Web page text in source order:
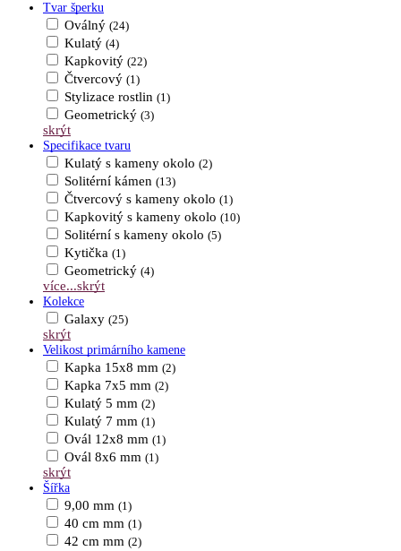
Tvar šperku
Oválný (24)
Kulatý (4)
Kapkovitý (22)
Čtvercový (1)
Stylizace rostlin (1)
Geometrický (3)
skrýt
Specifikace tvaru
Kulatý s kameny okolo (2)
Solitérní kámen (13)
Čtvercový s kameny okolo (1)
Kapkovitý s kameny okolo (10)
Solitérní s kameny okolo (5)
Kytička (1)
Geometrický (4)
více...skrýt
Kolekce
Galaxy (25)
skrýt
Velikost primárního kamene
Kapka 15x8 mm (2)
Kapka 7x5 mm (2)
Kulatý 5 mm (2)
Kulatý 7 mm (1)
Ovál 12x8 mm (1)
Ovál 8x6 mm (1)
skrýt
Šířka
9,00 mm (1)
40 cm mm (1)
42 cm mm (2)